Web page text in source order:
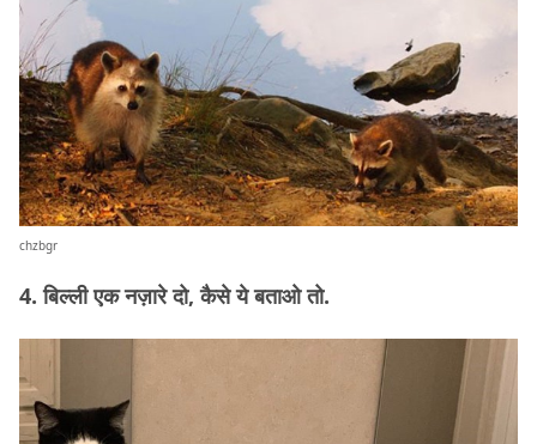
chzbgr
4. बिल्ली एक नज़ारे दो, कैसे ये बताओ तो.